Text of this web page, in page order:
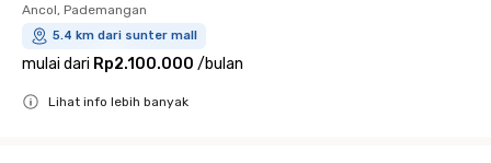
Ancol, Pademangan
5.4 km dari sunter mall
mulai dari Rp2.100.000 /bulan
Lihat info lebih banyak